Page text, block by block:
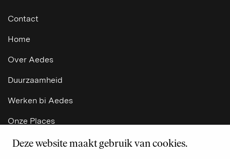
Contact
Home
Over Aedes
Duurzaamheid
Werken bi Aedes
Onze Places
Deze website maakt gebruik van cookies.